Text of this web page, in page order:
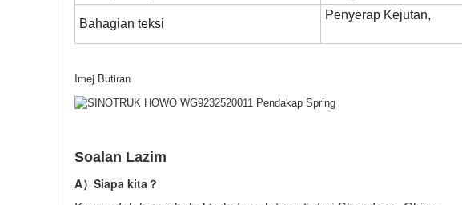
Bahagian teksi
Penyerap Kejutan,
Imej Butiran
Soalan Lazim
A） Siapa kita ？